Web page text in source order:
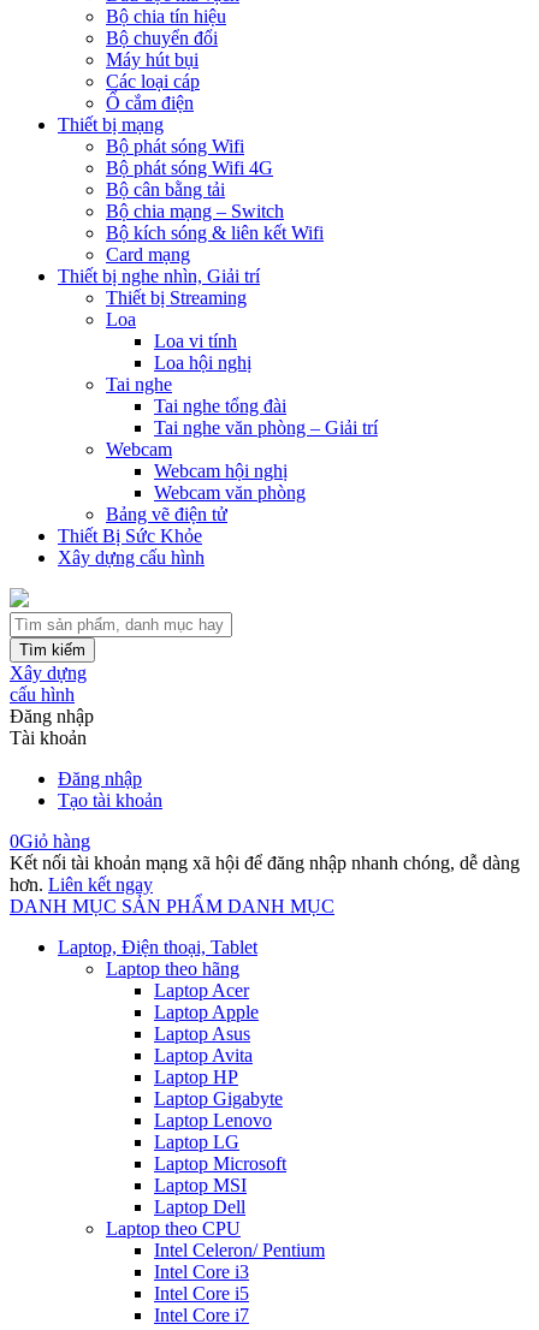
Bộ chia tín hiệu
Bộ chuyển đổi
Máy hút bụi
Các loại cáp
Ổ cắm điện
Thiết bị mạng
Bộ phát sóng Wifi
Bộ phát sóng Wifi 4G
Bộ cân bằng tải
Bộ chia mạng – Switch
Bộ kích sóng & liên kết Wifi
Card mạng
Thiết bị nghe nhìn, Giải trí
Thiết bị Streaming
Loa
Loa vi tính
Loa hội nghị
Tai nghe
Tai nghe tổng đài
Tai nghe văn phòng – Giải trí
Webcam
Webcam hội nghị
Webcam văn phòng
Bảng vẽ điện tử
Thiết Bị Sức Khỏe
Xây dựng cấu hình
Tìm kiếm
Xây dựng
cấu hình
Đăng nhập
Tài khoản
Đăng nhập
Tạo tài khoản
0Giỏ hàng
Kết nối tài khoản mạng xã hội để đăng nhập nhanh chóng, dễ dàng
hơn. Liên kết ngay
DANH MỤC SẢN PHẨM DANH MỤC
Laptop, Điện thoại, Tablet
Laptop theo hãng
Laptop Acer
Laptop Apple
Laptop Asus
Laptop Avita
Laptop HP
Laptop Gigabyte
Laptop Lenovo
Laptop LG
Laptop Microsoft
Laptop MSI
Laptop Dell
Laptop theo CPU
Intel Celeron/ Pentium
Intel Core i3
Intel Core i5
Intel Core i7